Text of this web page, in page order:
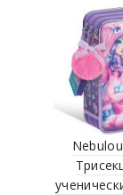
Educa
Eichhorn
Eitech
emco
Galt Toys
Giochi
GLOBBER